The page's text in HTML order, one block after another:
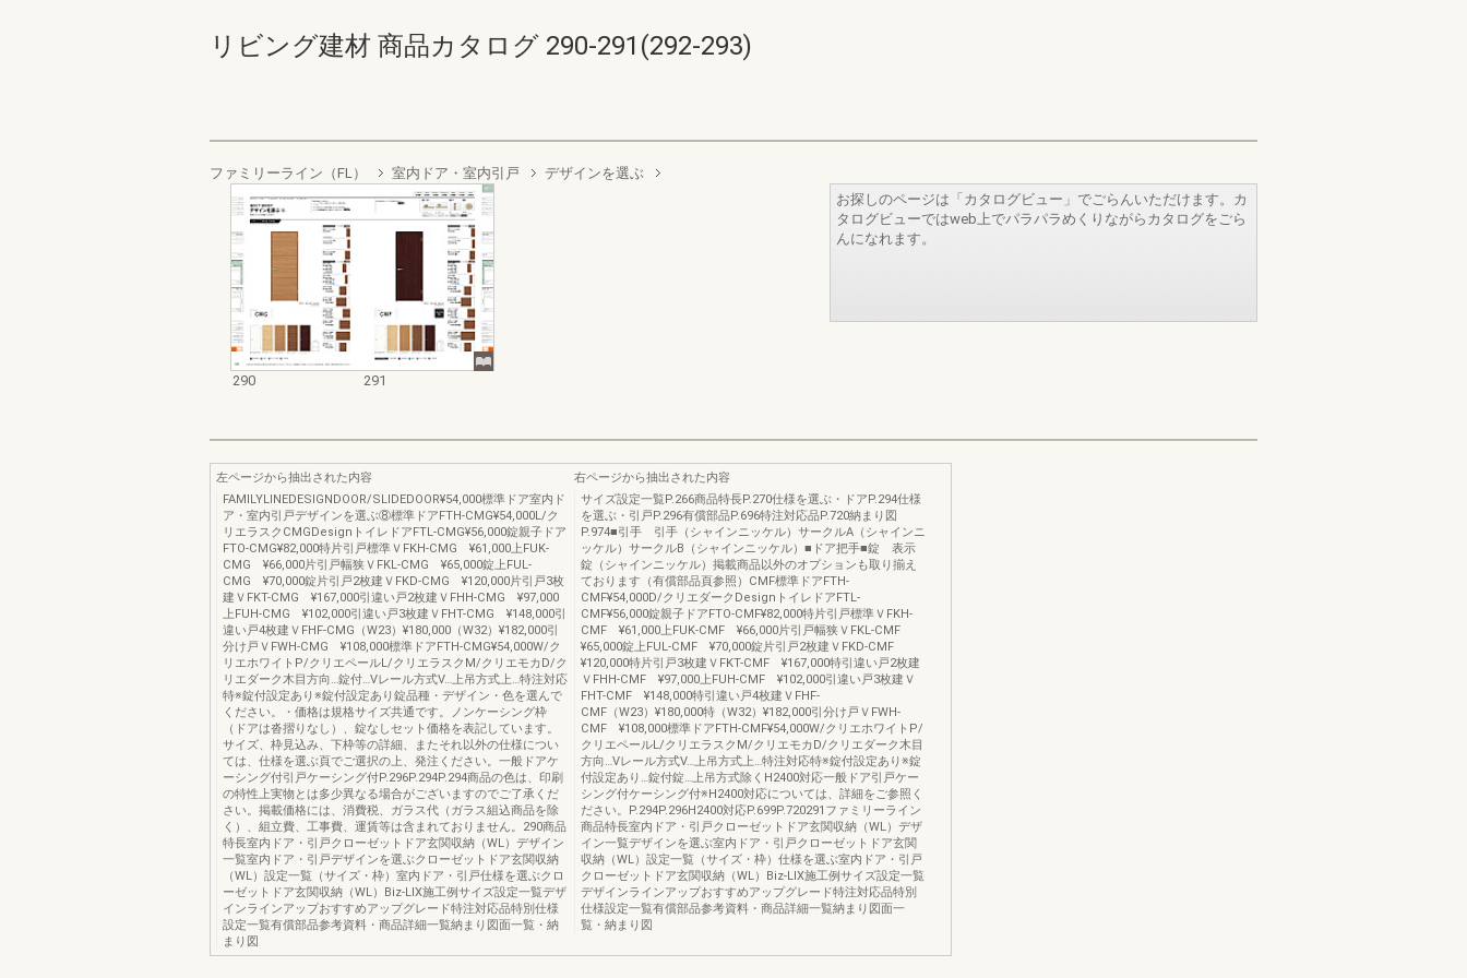
リビング建材 商品カタログ 290-291(292-293)
ファミリーライン（FL） 室内ドア・室内引戸 デザインを選ぶ
290 291
お探しのページは「カタログビュー」でごらんいただけます。カ
タログビューではweb上でパラパラめくりながらカタログをごら
んになれます。
左ページから抽出された内容
FAMILYLINEDESIGNDOOR/SLIDEDOOR¥54,000標準ドア室内ド
ア・室内引戸デザインを選ぶ⑧標準ドアFTH-CMG¥54,000L/ク
リエラスクCMGDesignトイレドアFTL-CMG¥56,000錠親子ドア
FTO-CMG¥82,000特片引戸標準ＶFKH-CMG ¥61,000上FUK-
CMG ¥66,000片引戸幅狭ＶFKL-CMG ¥65,000錠上FUL-
CMG ¥70,000錠片引戸2枚建ＶFKD-CMG ¥120,000片引戸3枚
建ＶFKT-CMG ¥167,000引違い戸2枚建ＶFHH-CMG ¥97,000
上FUH-CMG ¥102,000引違い戸3枚建ＶFHT-CMG ¥148,000引
違い戸4枚建ＶFHF-CMG（W23）¥180,000（W32）¥182,000引
分け戸ＶFWH-CMG ¥108,000標準ドアFTH-CMG¥54,000W/ク
リエホワイトP/クリエペールL/クリエラスクM/クリエモカD/ク
リエダーク木目方向…錠付…Vレール方式V…上吊方式上…特注対応
特※錠付設定あり※錠付設定あり錠品種・デザイン・色を選んで
ください。・価格は規格サイズ共通です。ノンケーシング枠
（ドアは沓摺りなし）、錠なしセット価格を表記しています。
サイズ、枠見込み、下枠等の詳細、またそれ以外の仕様につい
ては、仕様を選ぶ頁でご選択の上、発注ください。一般ドアケ
ーシング付引戸ケーシング付P.296P.294P.294商品の色は、印刷
の特性上実物とは多少異なる場合がございますのでご了承くだ
さい。掲載価格には、消費税、ガラス代（ガラス組込商品を除
く）、組立費、工事費、運賃等は含まれておりません。290商品
特長室内ドア・引戸クローゼットドア玄関収納（WL）デザイン
一覧室内ドア・引戸デザインを選ぶクローゼットドア玄関収納
（WL）設定一覧（サイズ・枠）室内ドア・引戸仕様を選ぶクロ
ーゼットドア玄関収納（WL）Biz-LIX施工例サイズ設定一覧デザ
インラインアップおすすめアップグレード特注対応品特別仕様
設定一覧有償部品参考資料・商品詳細一覧納まり図面一覧・納
まり図
右ページから抽出された内容
サイズ設定一覧P.266商品特長P.270仕様を選ぶ・ドアP.294仕様
を選ぶ・引戸P.296有償部品P.696特注対応品P.720納まり図
P.974■引手 引手（シャインニッケル）サークルA（シャインニ
ッケル）サークルB（シャインニッケル）■ドア把手■錠 表示
錠（シャインニッケル）掲載商品以外のオプションも取り揃え
ております（有償部品頁参照）CMF標準ドアFTH-
CMF¥54,000D/クリエダークDesignトイレドアFTL-
CMF¥56,000錠親子ドアFTO-CMF¥82,000特片引戸標準ＶFKH-
CMF ¥61,000上FUK-CMF ¥66,000片引戸幅狭ＶFKL-CMF
¥65,000錠上FUL-CMF ¥70,000錠片引戸2枚建ＶFKD-CMF
¥120,000特片引戸3枚建ＶFKT-CMF ¥167,000特引違い戸2枚建
ＶFHH-CMF ¥97,000上FUH-CMF ¥102,000引違い戸3枚建Ｖ
FHT-CMF ¥148,000特引違い戸4枚建ＶFHF-
CMF（W23）¥180,000特（W32）¥182,000引分け戸ＶFWH-
CMF ¥108,000標準ドアFTH-CMF¥54,000W/クリエホワイトP/
クリエペールL/クリエラスクM/クリエモカD/クリエダーク木目
方向…Vレール方式V…上吊方式上…特注対応特※錠付設定あり※錠
付設定あり…錠付錠…上吊方式除くH2400対応一般ドア引戸ケー
シング付ケーシング付※H2400対応については、詳細をご参照く
ださい。P.294P.296H2400対応P.699P.720291ファミリーライン
商品特長室内ドア・引戸クローゼットドア玄関収納（WL）デザ
イン一覧デザインを選ぶ室内ドア・引戸クローゼットドア玄関
収納（WL）設定一覧（サイズ・枠）仕様を選ぶ室内ドア・引戸
クローゼットドア玄関収納（WL）Biz-LIX施工例サイズ設定一覧
デザインラインアップおすすめアップグレード特注対応品特別
仕様設定一覧有償部品参考資料・商品詳細一覧納まり図面一
覧・納まり図